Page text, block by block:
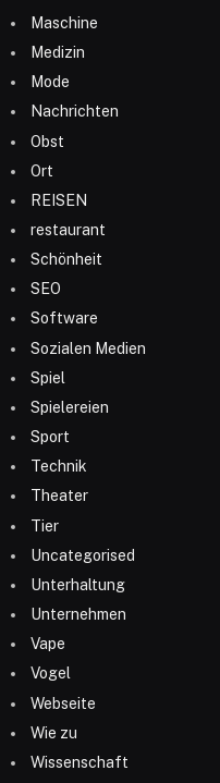
Maschine
Medizin
Mode
Nachrichten
Obst
Ort
REISEN
restaurant
Schönheit
SEO
Software
Sozialen Medien
Spiel
Spielereien
Sport
Technik
Theater
Tier
Uncategorised
Unterhaltung
Unternehmen
Vape
Vogel
Webseite
Wie zu
Wissenschaft